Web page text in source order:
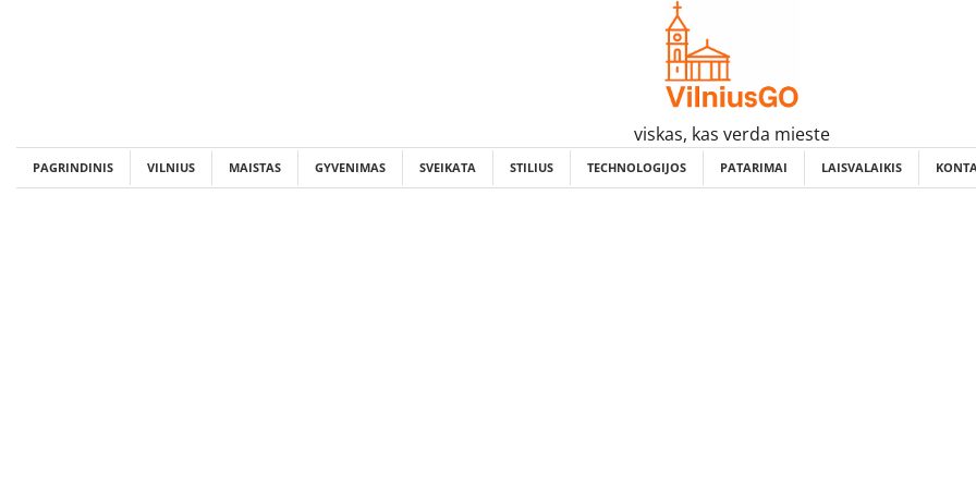
viskas, kas verda mieste
PAGRINDINIS VILNIUS MAISTAS GYVENIMAS SVEIKATA STILIUS TECHNOLOGIJOS PATARIMAI LAISVALAIKIS